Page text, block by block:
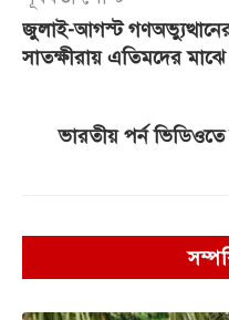
জুলাই-আগস্ট গণঅভ্যুত্থানের
সাতক্ষীরায় এতিমদের
ভারতীয় পর্ন